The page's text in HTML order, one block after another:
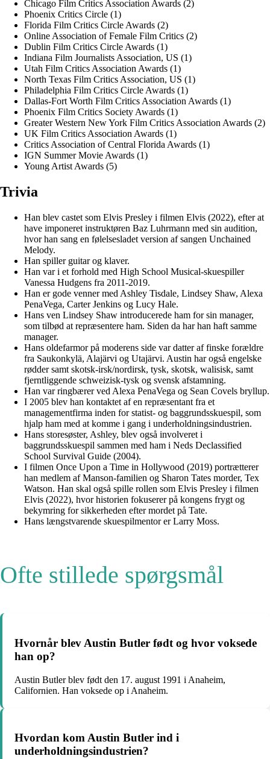
Chicago Film Critics Association Awards (2)
Phoenix Critics Circle (1)
Florida Film Critics Circle Awards (2)
Online Association of Female Film Critics (2)
Dublin Film Critics Circle Awards (1)
Indiana Film Journalists Association, US (1)
Utah Film Critics Association Awards (1)
North Texas Film Critics Association, US (1)
Philadelphia Film Critics Circle Awards (1)
Dallas-Fort Worth Film Critics Association Awards (1)
Phoenix Film Critics Society Awards (1)
Greater Western New York Film Critics Association Awards (2)
UK Film Critics Association Awards (1)
Critics Association of Central Florida Awards (1)
IGN Summer Movie Awards (1)
Young Artist Awards (5)
Trivia
Han blev castet som Elvis Presley i filmen Elvis (2022), efter at
have imponeret instruktøren Baz Luhrmann med sin audition,
hvor han sang en følelsesladet version af sangen Unchained
Melody.
Han spiller guitar og klaver.
Han var i et forhold med High School Musical-skuespiller
Vanessa Hudgens fra 2011-2019.
Han er gode venner med Ashley Tisdale, Lindsey Shaw, Alexa
PenaVega, Carter Jenkins og Lucy Hale.
Hans ven Lindsey Shaw introducerede ham for sin manager,
som tilbød at repræsentere ham. Siden da har han haft samme
manager.
Hans oldefarmor på moderens side var datter af finske forældre
fra Saukonkylä, Alajärvi og Utajärvi. Austin har også engelske
rødder samt skotsk-irsk/nordirsk, tysk, skotsk, walisisk, samt
fjerntliggende schweizisk-tysk og svensk afstamning.
Han var ringbærer ved Alexa PenaVega og Sean Covels bryllup.
I 2005 blev han kontaktet af en repræsentant fra et
managementfirma inden for statist- og baggrundsskuespil, som
hjalp ham med at komme i gang i underholdningsindustrien.
Hans storesøster, Ashley, blev også involveret i
baggrundsskuespil sammen med ham i Neds Declassified
School Survival Guide (2004).
I filmen Once Upon a Time in Hollywood (2019) portrætterer
han medlem af Manson-familien og Sharon Tates morder, Tex
Watson. Han skal også spille rollen som Elvis Presley i filmen
Elvis (2022), hvor historien fokuserer på kongens frygt og
bekymring for sikkerheden efter mordet på Tate.
Hans længstvarende skuespilmentor er Larry Moss.
Ofte stillede spørgsmål
Hvornår blev Austin Butler født og hvor voksede
han op?
Austin Butler blev født den 17. august 1991 i Anaheim,
Californien. Han voksede op i Anaheim.
Hvordan kom Austin Butler ind i
underholdningsindustrien?